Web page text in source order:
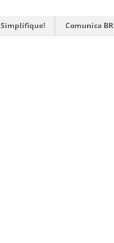
Simplifique! Comunica BR